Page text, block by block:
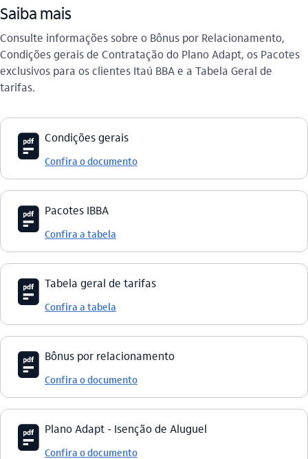
Saiba mais
Consulte informações sobre o Bônus por Relacionamento,
Condições gerais de Contratação do Plano Adapt, os Pacotes
exclusivos para os clientes Itaú BBA e a Tabela Geral de
tarifas.
icon-itaufonts_pdf Condições gerais
Confira o documento
icon-itaufonts_pdf Pacotes IBBA
Confira a tabela
icon-itaufonts_pdf Tabela geral de tarifas
Confira a tabela
icon-itaufonts_pdf Bônus por relacionamento
Confira o documento
icon-itaufonts_pdf Plano Adapt - Isenção de Aluguel
Confira o documento